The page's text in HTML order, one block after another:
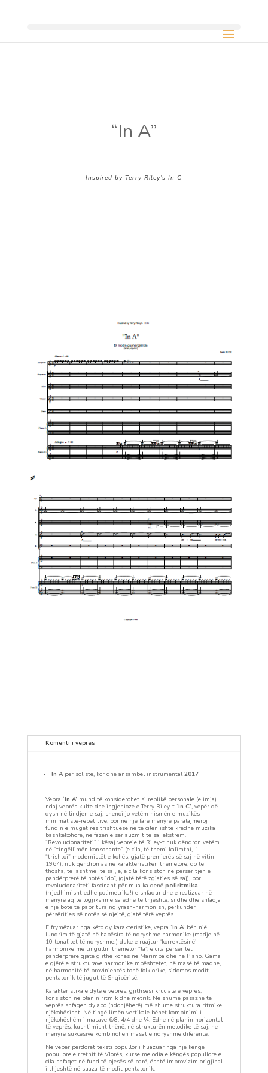
“In A”
Inspired by Terry Riley’s In C
Komenti i veprës
In Apër solistë, kor dhe ansambël instrumental2017
Vepra ‘In A’ mund të konsiderohet si replikë personale (e imja)
ndaj veprës kulte dhe ingjenioze e Terry Riley-t ‘In C’, vepër që
qysh në lindjen e saj, shenoi jo vetëm nismën e muzikës
minimaliste-repetitive, por në një farë mënyre paralajmëroj
fundin e mugëtirës trishtuese në të cilën ishte kredhë muzika
bashkëkohore, në fazën e serializmit të saj ekstrem.
“Revolucionariteti” i kësaj vepreje të Riley-t nuk qëndron vetëm
në “tingëllimën konsonante” (e cila, të themi kalimthi, i
“trishtoi” modernistët e kohës, gjatë premierës së saj në vitin
1964), nuk qëndron as në karakteristikën themelore, do të
thosha, të jashtme të saj, e, e cila konsiston në përsëritjen e
pandërprerë të notës “do”, (gjatë tërë zgjatjes së saj), por
revolucionariteti fascinant për mua ka qenë poliritmika
(rrjedhimisht edhe polimetrika!) e shfaqur dhe e realizuar në
mënyrë aq të logjikshme sa edhe të thjeshtë, si dhe dhe shfaqja
e një bote të papritura ngjyrash-harmonish, përkundër
përsëritjes së notës së njejtë, gjatë tërë veprës.
E frymëzuar nga këto dy karakteristike, vepra ‘In A’ bën një
lundrim të gjatë në hapësira të ndryshme harmonike (madje në
10 tonalitet të ndryshme!) duke e ruajtur ‘korrektësinë’
harmonike me tingullin themelor “la”, e cila përsëritet
pandërprerë gjatë gjithë kohës në Marimba dhe në Piano. Gama
e gjërë e strukturave harmonike mbështetet, në masë të madhe,
në harmonitë të proviniencës tonë folklorike, sidomos modit
pentatonik të jugut të Shqipërisë.
Karakteristika e dytë e veprës, gjithsesi kruciale e veprës,
konsiston në planin ritmik dhe metrik. Në shumë pasazhe të
veprës shfaqen dy apo (ndonjëherë) më shume struktura ritmike
njëkohësisht. Në tingëllimën vertikale bëhet kombinimi i
njëkohëshëm i masave 6/8, 4/4 dhe ¾. Edhe në planin horizontal
të veprës, kushtimisht thënë, në strukturën melodike të saj, ne
mënyrë sukcesive kombinohen masat e ndryshme diferente.
Në vepër përdoret teksti popullor i huazuar nga një këngë
popullore e rrethit të Vlorës, kurse melodia e këngës popullore e
cila shfaqet në fund të pjesës së parë, është improvizim origjinal
i thjeshtë në suaza të modit pentatonik.